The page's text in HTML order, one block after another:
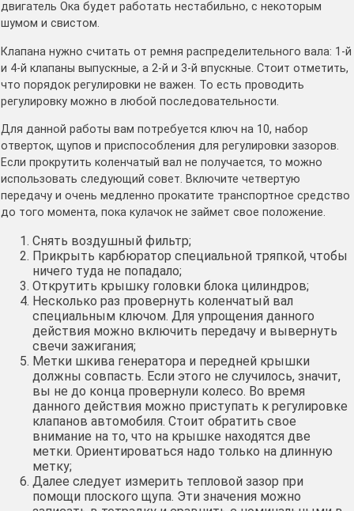
двигатель Ока будет работать нестабильно, с некоторым
шумом и свистом.
Клапана нужно считать от ремня распределительного вала: 1-й
и 4-й клапаны выпускные, а 2-й и 3-й впускные. Стоит отметить,
что порядок регулировки не важен. То есть проводить
регулировку можно в любой последовательности.
Для данной работы вам потребуется ключ на 10, набор
отверток, щупов и приспособления для регулировки зазоров.
Если прокрутить коленчатый вал не получается, то можно
использовать следующий совет. Включите четвертую
передачу и очень медленно прокатите транспортное средство
до того момента, пока кулачок не займет свое положение.
Снять воздушный фильтр;
Прикрыть карбюратор специальной тряпкой, чтобы
ничего туда не попадало;
Открутить крышку головки блока цилиндров;
Несколько раз провернуть коленчатый вал
специальным ключом. Для упрощения данного
действия можно включить передачу и вывернуть
свечи зажигания;
Метки шкива генератора и передней крышки
должны совпасть. Если этого не случилось, значит,
вы не до конца провернули колесо. Во время
данного действия можно приступать к регулировке
клапанов автомобиля. Стоит обратить свое
внимание на то, что на крышке находятся две
метки. Ориентироваться надо только на длинную
метку;
Далее следует измерить тепловой зазор при
помощи плоского щупа. Эти значения можно